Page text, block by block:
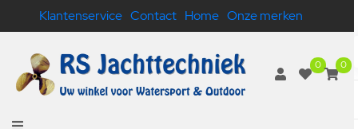
Klantenservice Contact Home Onze merken
0 0